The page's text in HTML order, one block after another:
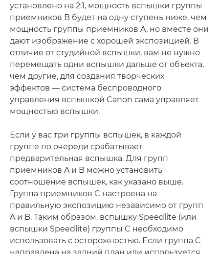
установлено на 2:1, мощность вспышки группы
приемников B будет на одну ступень ниже, чем
мощность группы приемников A, но вместе они
дают изображение с хорошей экспозицией. В
отличие от студийной вспышки, вам не нужно
перемещать одни вспышки дальше от объекта,
чем другие, для создания творческих
эффектов — система беспроводного
управления вспышкой Canon сама управляет
мощностью вспышки.
Если у вас три группы вспышек, в каждой
группе по очереди срабатывает
предварительная вспышка. Для групп
приемников A и B можно установить
соотношение вспышек, как указано выше.
Группа приемников C настроена на
правильную экспозицию независимо от групп
A и B. Таким образом, вспышку Speedlite (или
вспышки Speedlite) группы C необходимо
использовать с осторожностью. Если группа C